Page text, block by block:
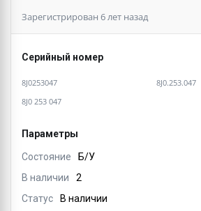
Зарегистрирован 6 лет назад
Серийный номер
8J0253047
8J0.253.047
8J0 253 047
Параметры
Состояние
Б/У
В наличии
2
Статус
В наличии